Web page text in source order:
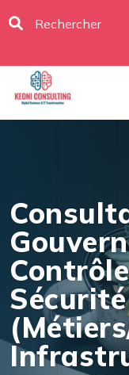
Sécurité